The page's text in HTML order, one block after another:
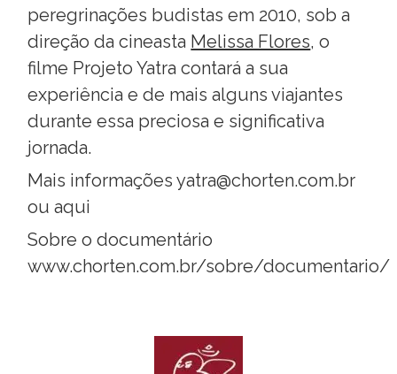
peregrinações budistas em 2010, sob a
direção da cineasta Melissa Flores, o
filme Projeto Yatra contará a sua
experiência e de mais alguns viajantes
durante essa preciosa e significativa
jornada.
Mais informaçõesyatra@chorten.com.br
ouaqui
Sobre o documentário
www.chorten.com.br/sobre/documentario/